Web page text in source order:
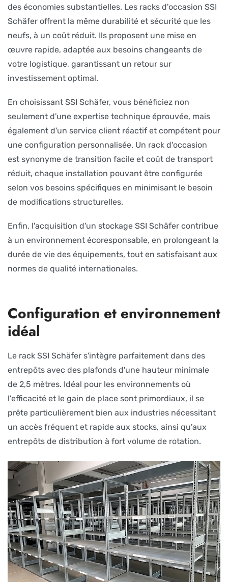
des économies substantielles. Les racks d'occasion SSI
Schäfer offrent la même durabilité et sécurité que les
neufs, à un coût réduit. Ils proposent une mise en
œuvre rapide, adaptée aux besoins changeants de
votre logistique, garantissant un retour sur
investissement optimal.
En choisissant SSI Schäfer, vous bénéficiez non
seulement d'une expertise technique éprouvée, mais
également d'un service client réactif et compétent pour
une configuration personnalisée. Un rack d'occasion
est synonyme de transition facile et coût de transport
réduit, chaque installation pouvant être configurée
selon vos besoins spécifiques en minimisant le besoin
de modifications structurelles.
Enfin, l'acquisition d'un stockage SSI Schäfer contribue
à un environnement écoresponsable, en prolongeant la
durée de vie des équipements, tout en satisfaisant aux
normes de qualité internationales.
Configuration et environnement
idéal
Le rack SSI Schäfer s'intègre parfaitement dans des
entrepôts avec des plafonds d'une hauteur minimale
de 2,5 mètres. Idéal pour les environnements où
l'efficacité et le gain de place sont primordiaux, il se
prête particulièrement bien aux industries nécessitant
un accès fréquent et rapide aux stocks, ainsi qu'aux
entrepôts de distribution à fort volume de rotation.